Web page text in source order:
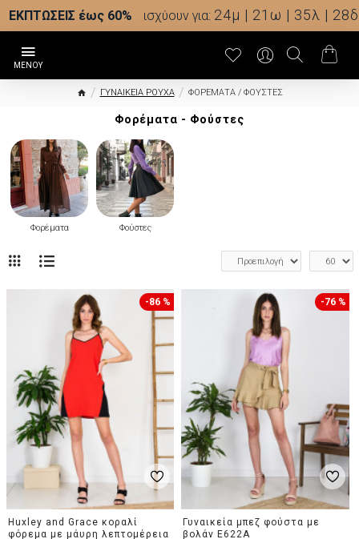
ΕΚΠΤΩΣΕΙΣ έως 60% ισχύουν για: 24μ | 21ω | 35λ | 28δ
ΓΥΝΑΙΚΕΙΑ ΡΟΥΧΑ ΦΟΡΕΜΑΤΑ / ΦΟΥΣΤΕΣ
Φορέματα - Φούστες
Φορέματα Φούστες
-86 %
Huxley and Grace κοραλί
φόρεμα με μάυρη λεπτομέρεια
-76 %
Γυναικεία μπεζ φούστα με
βολάν E622A